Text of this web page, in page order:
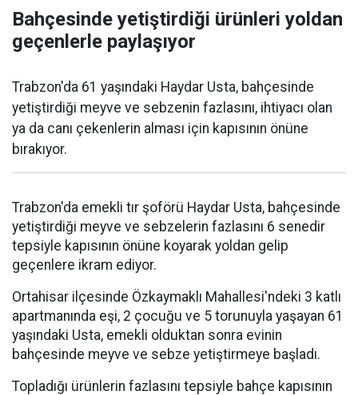
Bahçesinde yetiştirdiği ürünleri yoldan
geçenlerle paylaşıyor
Trabzon'da 61 yaşındaki Haydar Usta, bahçesinde
yetiştirdiği meyve ve sebzenin fazlasını, ihtiyacı olan
ya da canı çekenlerin alması için kapısının önüne
bırakıyor.
Trabzon'da emekli tır şoförü Haydar Usta, bahçesinde
yetiştirdiği meyve ve sebzelerin fazlasını 6 senedir
tepsiyle kapısının önüne koyarak yoldan gelip
geçenlere ikram ediyor.
Ortahisar ilçesinde Özkaymaklı Mahallesi'ndeki 3 katlı
apartmanında eşi, 2 çocuğu ve 5 torunuyla yaşayan 61
yaşındaki Usta, emekli olduktan sonra evinin
bahçesinde meyve ve sebze yetiştirmeye başladı.
Topladığı ürünlerin fazlasını tepsiyle bahçe kapısının